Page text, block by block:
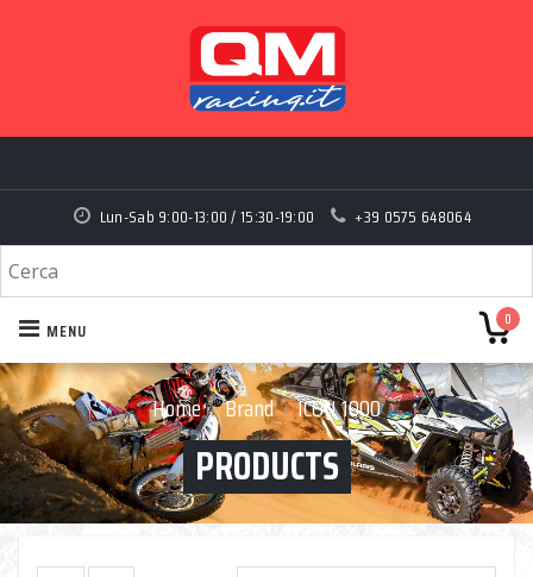
Lun-Sab 9:00-13:00 / 15:30-19:00 +39 0575 648064
0
MENU
Home › Brand › ICON 1000
PRODUCTS